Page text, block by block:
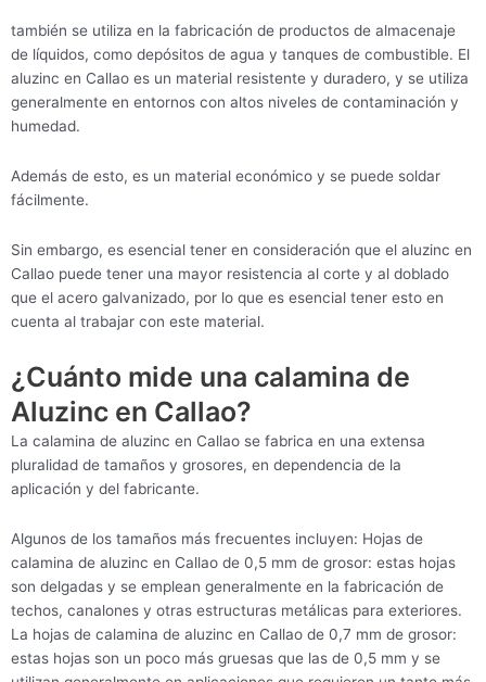
también se utiliza en la fabricación de productos de almacenaje
de líquidos, como depósitos de agua y tanques de combustible. El
aluzinc en Callao es un material resistente y duradero, y se utiliza
generalmente en entornos con altos niveles de contaminación y
humedad.
Además de esto, es un material económico y se puede soldar
fácilmente.
Sin embargo, es esencial tener en consideración que el aluzinc en
Callao puede tener una mayor resistencia al corte y al doblado
que el acero galvanizado, por lo que es esencial tener esto en
cuenta al trabajar con este material.
¿Cuánto mide una calamina de
Aluzinc en Callao?
La calamina de aluzinc en Callao se fabrica en una extensa
pluralidad de tamaños y grosores, en dependencia de la
aplicación y del fabricante.
Algunos de los tamaños más frecuentes incluyen: Hojas de
calamina de aluzinc en Callao de 0,5 mm de grosor: estas hojas
son delgadas y se emplean generalmente en la fabricación de
techos, canalones y otras estructuras metálicas para exteriores.
La hojas de calamina de aluzinc en Callao de 0,7 mm de grosor:
estas hojas son un poco más gruesas que las de 0,5 mm y se